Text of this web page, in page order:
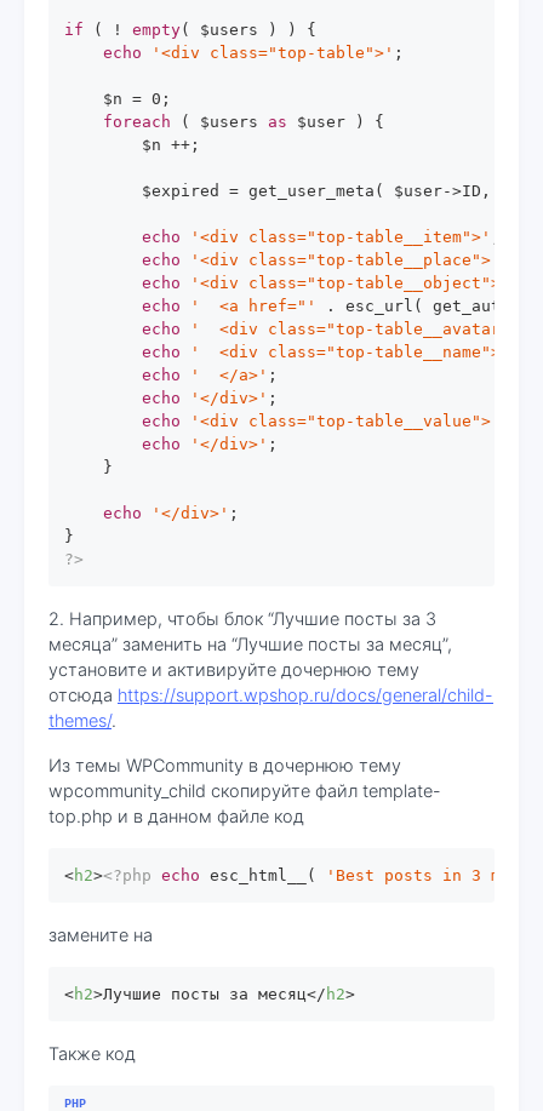
if ( ! empty( $users ) ) {
echo
'<div class="top-table">' ;
    $n =
0 ;
foreach ( $users as $user ) {
        $n ++;
        $expired = get_user_meta( $user->ID,
echo '<div class="top-table__item">'
echo
'<div class="top-table__place">'
echo
'<div class="top-table__object">'
echo
'  <a href="'
. esc_url(
echo
'  <div class="top-table__avatar">'
echo
'  <div class="top-table__name">'
echo
'  </a>' ;
echo
'</div>' ;
echo
'<div class="top-table__value">'
echo
'</div>' ;
    }
echo '</div>' ;
?>
2. Например, чтобы блок “Лучшие посты за 3
месяца” заменить на “Лучшие посты за месяц”,
установите и активируйте дочернюю тему
отсюда https://support.wpshop.ru/docs/general/child-
themes/.
Из темы WPCommunity в дочернюю тему
wpcommunity_child скопируйте файл template-
top.php и в данном файле код
<h2><?php echo esc_html__( 'Best posts in 3
замените на
<h2>Лучшие посты за месяц</ h2>
Также код